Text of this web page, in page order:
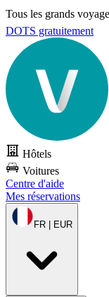
Tous les grands
DOTS gratuitement
Hôtels
Voitures
Centre d'aide
Mes réservations
FR | EUR